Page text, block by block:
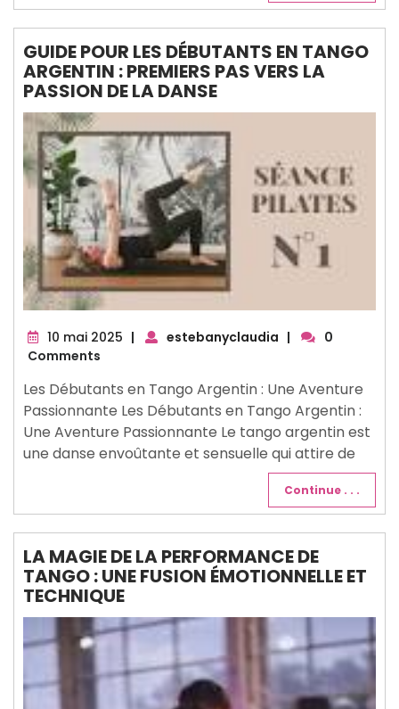
GUIDE POUR LES DÉBUTANTS EN TANGO
ARGENTIN : PREMIERS PAS VERS LA
PASSION DE LA DANSE
10 mai 2025 10| estebanyclaudia |
0
Comments
Les Débutants en Tango Argentin : Une Aventure
Passionnante Les Débutants en Tango Argentin :
Une Aventure Passionnante Le tango argentin est
une danse envoûtante et sensuelle qui attire de
Continue . . .
LA MAGIE DE LA PERFORMANCE DE
TANGO : UNE FUSION ÉMOTIONNELLE ET
TECHNIQUE